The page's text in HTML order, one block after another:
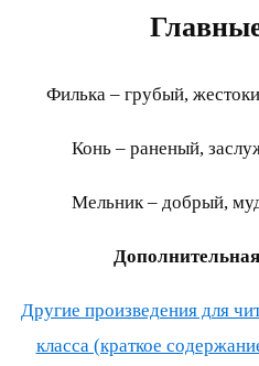
Филька – грубый,
Конь – раненый,
Мельник – добрый,
Другие произведения для
класса (краткое